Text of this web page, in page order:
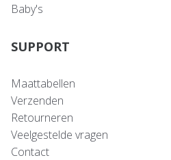
Baby's
SUPPORT
Maattabellen
Verzenden
Retourneren
Veelgestelde vragen
Contact